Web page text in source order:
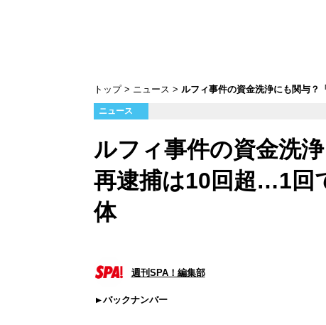
トップ ニュース ルフィ事件の資金洗浄にも関与？
ニュース
ルフィ事件の資金洗
再逮捕は10回超…1回
体
週刊SPA！編集部
バックナンバー